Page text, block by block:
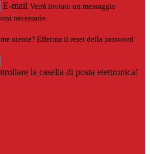
E-mail Verrà inviato un messaggio
necessarie.
utente? Effettua il reset della password
la casella di posta elettronica!